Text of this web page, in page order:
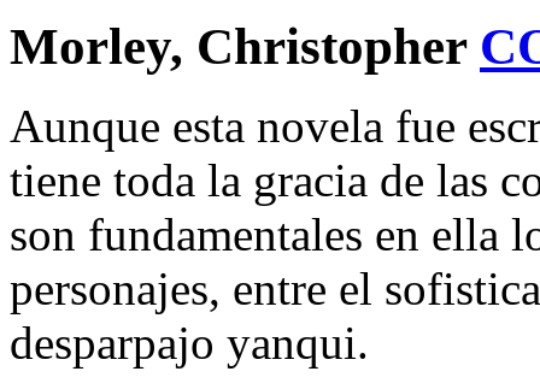
Morley, Christopher
Aunque esta novela fue
tiene toda la gracia de las
son fundamentales en ella
personajes, entre el
desparpajo yanqui.